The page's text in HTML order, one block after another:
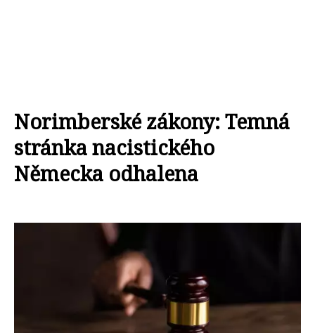
Norimberské zákony: Temná
stránka nacistického
Německa odhalena